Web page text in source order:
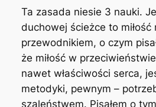
Ta zasada niesie 3 nauki.
duchowej ścieżce to miłość
przewodnikiem, o czym
że miłość w
nawet właściwości serca,
metodyki, pewnym –
szaleństwem. Pisałem o tym